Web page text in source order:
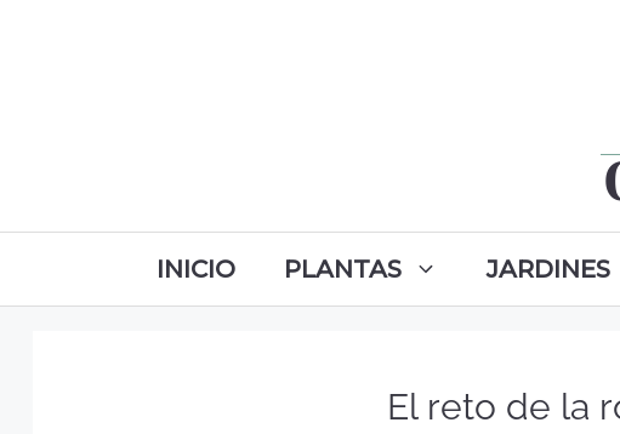
INICIO PLANTAS JARDINES
El reto de la